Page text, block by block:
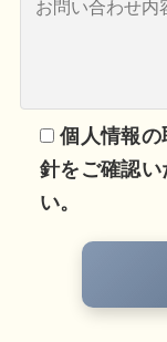
個人情報
針をご確認
い。